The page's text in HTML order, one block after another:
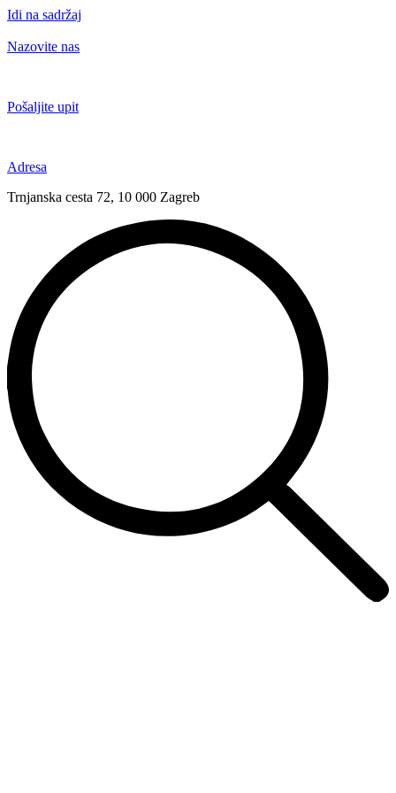
Idi na sadržaj
Nazovite nas
Pošaljite upit
Adresa
Trnjanska cesta 72, 10 000 Zagreb